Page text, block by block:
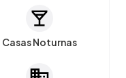
Casas Noturnas